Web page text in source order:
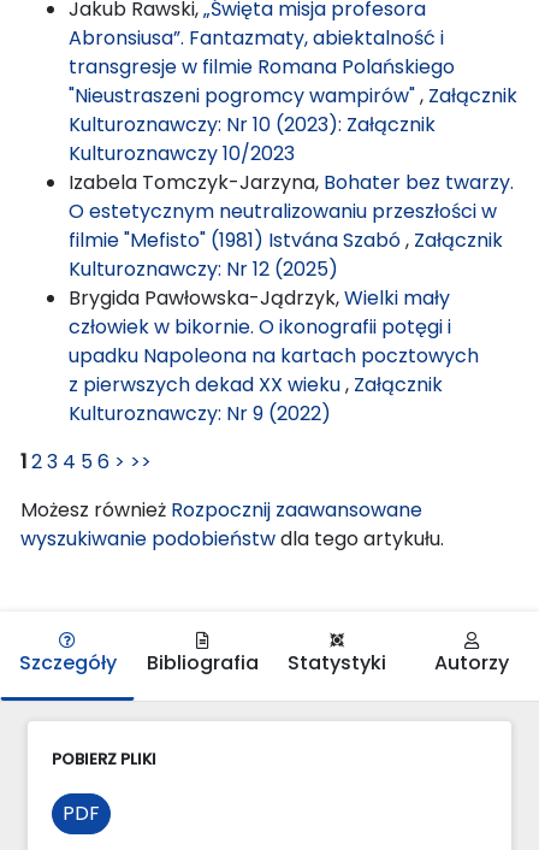
Jakub Rawski,„Święta misja profesora
Abronsiusa”. Fantazmaty, abiektalność i
transgresje w filmie Romana Polańskiego
"Nieustraszeni pogromcy wampirów", Załącznik
Kulturoznawczy: Nr 10 (2023): Załącznik
Kulturoznawczy 10/2023
Izabela Tomczyk-Jarzyna, Bohater bez twarzy.
O estetycznym neutralizowaniu przeszłości w
filmie "Mefisto" (1981) Istvána Szabó, Załącznik
Kulturoznawczy: Nr 12 (2025)
Brygida Pawłowska-Jądrzyk,Wielki mały
człowiek w bikornie. O ikonografii potęgi i
upadku Napoleona na kartach pocztowych
z pierwszych dekad XX wieku, Załącznik
Kulturoznawczy: Nr 9 (2022)
123 4 56 > >>
Możesz również Rozpocznij zaawansowane
wyszukiwanie podobieństwdla tego artykułu.
Szczegóły Bibliografia Statystyki Autorzy
POBIERZ PLIKI
PDF